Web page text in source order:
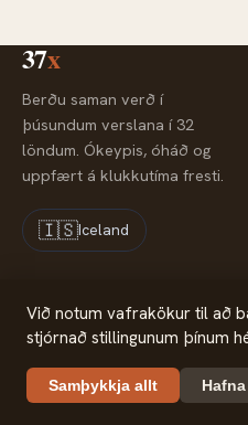
37x
Berðu saman verð í
þúsundum verslana í 32
löndum. Ókeypis, óháð og
uppfært á klukkutíma fresti.
🇮🇸Iceland
Fyrirtækið
Um okkur
Samstarfsaðilar
Hafa samband
Við notum vafrakökur til að
stjórnað stillingunum þínum
Samþykkja allt